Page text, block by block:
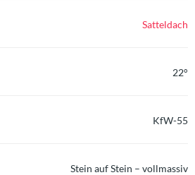
Satteldach
22°
KfW-55
Stein auf Stein – vollmassiv